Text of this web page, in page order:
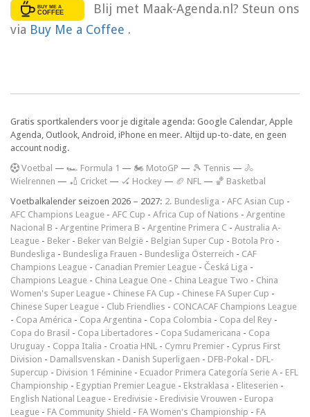
Blij met Maak-Agenda.nl? Steun ons
via Buy Me a Coffee .
Gratis sportkalenders voor je digitale agenda: Google Calendar, Apple
Agenda, Outlook, Android, iPhone en meer. Altijd up-to-date, en geen
account nodig.
Voetbal — 🏎️ Formula 1 — 🏍 MotoGP — 🎾 Tennis — 🚴
Wielrennen — 🏏 Cricket — 🏑 Hockey — 🏈 NFL — 🏀 Basketbal
Voetbalkalender seizoen 2026 – 2027: 2. Bundesliga - AFC Asian Cup -
AFC Champions League - AFC Cup - Africa Cup of Nations - Argentine
Nacional B - Argentine Primera B - Argentine Primera C - Australia A-
League - Beker - Beker van België - Belgian Super Cup - Botola Pro -
Bundesliga - Bundesliga Frauen - Bundesliga Österreich - CAF
Champions League - Canadian Premier League - Česká Liga -
Champions League - China League One - China League Two - China
Women's Super League - Chinese FA Cup - Chinese FA Super Cup -
Chinese Super League - Club Friendlies - CONCACAF Champions League
- Copa América - Copa Argentina - Copa Colombia - Copa del Rey -
Copa do Brasil - Copa Libertadores - Copa Sudamericana - Copa
Uruguay - Coppa Italia - Croatia HNL - Cymru Premier - Cyprus First
Division - Damallsvenskan - Danish Superligaen - DFB-Pokal - DFL-
Supercup - Division 1 Féminine - Ecuador Primera Categoría Serie A - EFL
Championship - Egyptian Premier League - Ekstraklasa - Eliteserien -
English National League - Eredivisie - Eredivisie Vrouwen - Europa
League - FA Community Shield - FA Women's Championship - FA